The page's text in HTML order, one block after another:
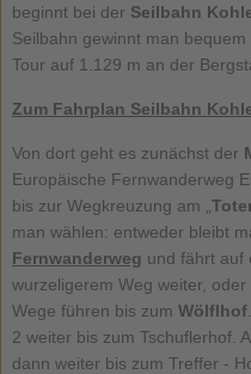
beginnt bei der Seilbahn
Seilbahn gewinnt man
Tour auf 1.129 m an der
Zum Fahrplan Seilbahn
Von dort geht es zunächst der
Europäische Fernwanderweg
bis zur Wegkreuzung am „
man wählen: entweder bleibt
Fernwanderweg und fährt auf
wurzeligerem Weg weiter,
Wege führen bis zum Wölflhof
2 weiter bis zum Tschuflerhof.
dann weiter bis zum Treffer -